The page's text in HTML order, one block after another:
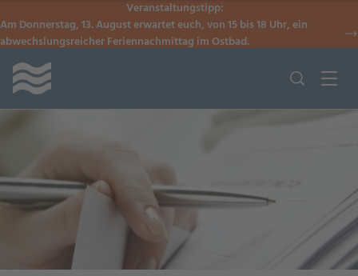
Veranstaltungstipp:
Am Donnerstag, 13. August erwartet euch, von 15 bis 18 Uhr, ein
abwechslungsreicher Feriennachmittag im Ostbad.